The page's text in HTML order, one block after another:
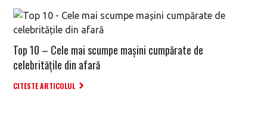
Top 10 – Cele mai scumpe mașini cumpărate de
celebritățile din afară
CITESTE ARTICOLUL